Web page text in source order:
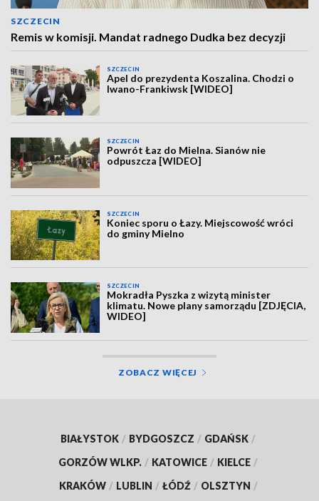
SZCZECIN
Remis w komisji. Mandat radnego Dudka bez decyzji
SZCZECIN
Apel do prezydenta Koszalina. Chodzi o
Iwano-Frankiwsk [WIDEO]
SZCZECIN
Powrót Łaz do Mielna. Sianów nie
odpuszcza [WIDEO]
SZCZECIN
Koniec sporu o Łazy. Miejscowość wróci
do gminy Mielno
SZCZECIN
Mokradła Pyszka z wizytą minister
klimatu. Nowe plany samorządu [ZDJĘCIA,
WIDEO]
ZOBACZ WIĘCEJ
BIAŁYSTOK / BYDGOSZCZ / GDAŃSK /
GORZÓW WLKP. / KATOWICE / KIELCE /
KRAKÓW / LUBLIN / ŁÓDŹ / OLSZTYN /